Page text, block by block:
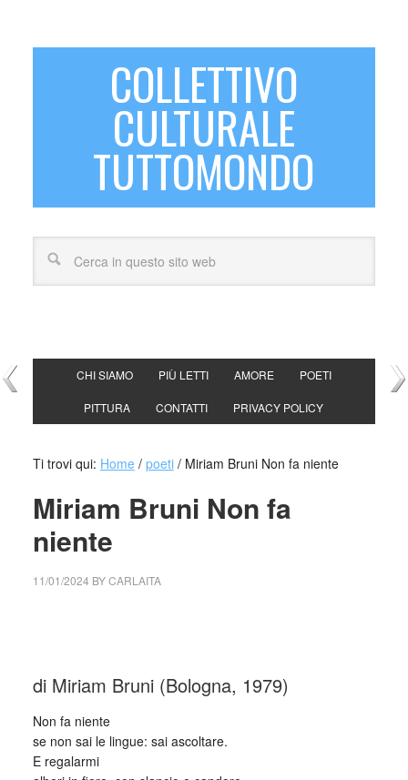
COLLETTIVO
CULTURALE
TUTTOMONDO
CHI SIAMO PIÙ LETTI AMORE POETI
PITTURA CONTATTI PRIVACY POLICY
Ti trovi qui: Home / poeti /Miriam Bruni Non fa niente
Miriam Bruni Non fa
niente
11/01/2024 BYCARLAITA
di Miriam Bruni (Bologna, 1979)
Non fa niente
se non sai le lingue: sai ascoltare.
E regalarmi